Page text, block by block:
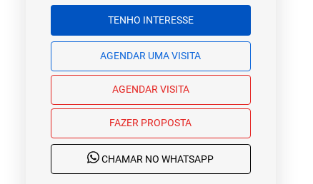
TENHO INTERESSE
AGENDAR UMA VISITA
AGENDAR VISITA
FAZER PROPOSTA
CHAMAR NO WHATSAPP